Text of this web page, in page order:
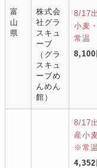
富
山
県
株式会
社グラ
スキュ
ーブ
（グラ
スキュ
ーブめ
んめん
館）
8/17
小麦
常温
8,100
8/17
産小
※常温
4,352